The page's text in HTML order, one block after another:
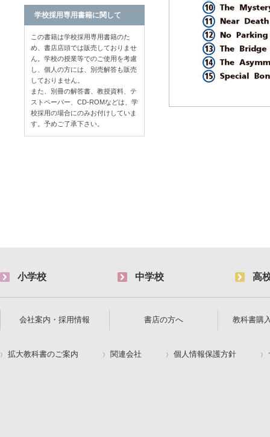
学校採用専用書籍に関して
この書籍は学校採用専用書籍のた
め、書店店頭では販売しておりませ
ん。学校の授業等でのご使用を考慮
し、個人の方には、別売解答も販売
しておりません。
また、別冊の解答書、教授資料、テ
ストペーパー、CD-ROMなどは、学
校採用の場合にのみお付けしていま
す。予めご了承下さい。
小学校 中学校 高
会社案内・採用情報 書店の方へ 教科書購
拡大教科書のご案内 関連会社 個人情報保護方針